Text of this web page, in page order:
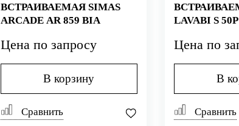
ВСТРАИВАЕМАЯ SIMAS
ARCADE AR 859 BIA
Цена по запросу
В корзину
Сравнить
LAVABI S
Цена по
В
Сравнить